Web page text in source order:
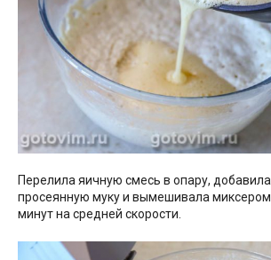
Перелила яичную смесь в опару,
просеянную муку и вымешивала миксером
минут на средней скорости.